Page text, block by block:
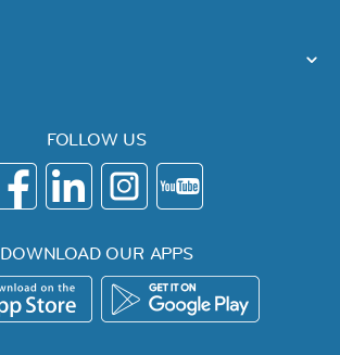
FOLLOW US
DOWNLOAD OUR APPS